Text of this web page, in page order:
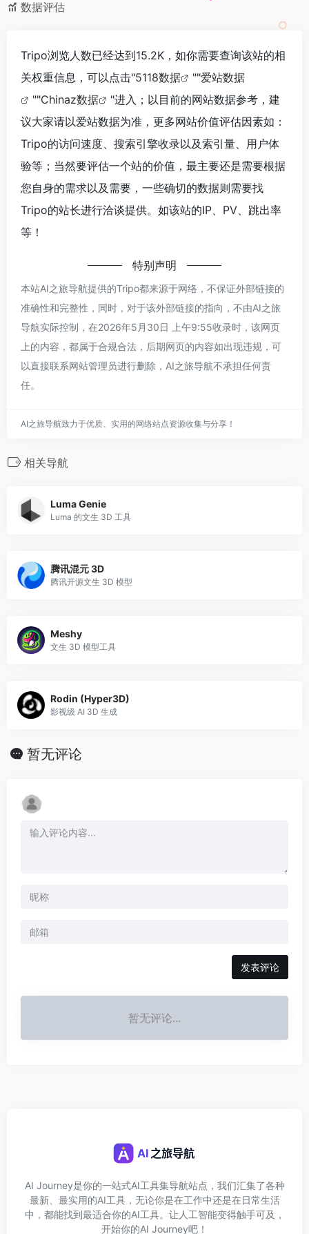
数据评估
Tripo浏览人数已经达到15.2K，如你需要查询该站的相
关权重信息，可以点击"5118数据 ""爱站数据
""Chinaz数据
"进入；以目前的网站数据参考，建
议大家请以爱站数据为准，更多网站价值评估因素如：
Tripo的访问速度、搜索引擎收录以及索引量、用户体
验等；当然要评估一个站的价值，最主要还是需要根据
您自身的需求以及需要，一些确切的数据则需要找
Tripo的站长进行洽谈提供。如该站的IP、PV、跳出率
等！
特别声明
本站AI之旅导航提供的Tripo都来源于网络，不保证外部链接的
准确性和完整性，同时，对于该外部链接的指向，不由AI之旅
导航实际控制，在2026年5月30日 上午9:55收录时，该网页
上的内容，都属于合规合法，后期网页的内容如出现违规，可
以直接联系网站管理员进行删除，AI之旅导航不承担任何责
任。
AI之旅导航致力于优质、实用的网络站点资源收集与分享！
相关导航
Luma Genie
Luma 的文生 3D 工具
腾讯混元 3D
腾讯开源文生 3D 模型
Meshy
文生 3D 模型工具
Rodin (Hyper3D)
影视级 AI 3D 生成
暂无评论
发表评论
暂无评论...
AI Journey是你的一站式AI工具集导航站点，我们汇集了各种
最新、最实用的AI工具，无论你是在工作中还是在日常生活
中，都能找到最适合你的AI工具。让人工智能变得触手可及，
开始你的AI Journey吧！